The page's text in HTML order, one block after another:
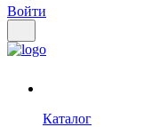
Войти
Каталог